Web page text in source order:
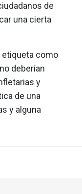
de
una cierta
etiqueta como
deberían
y
de una
y alguna